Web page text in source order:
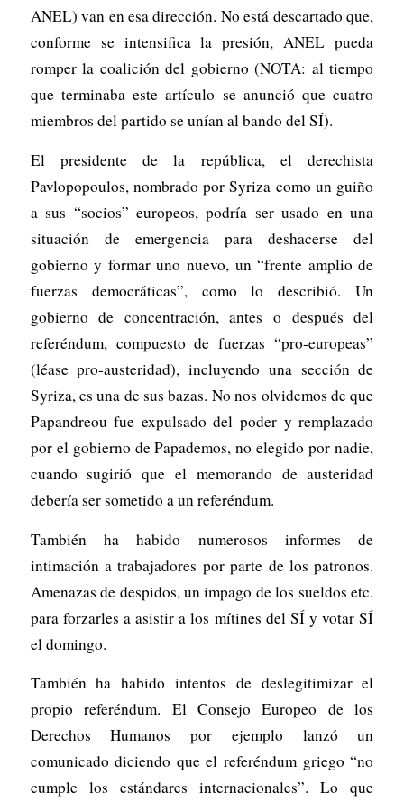
ANEL) van en esa dirección. No está descartado que,
conforme se intensifica la presión, ANEL pueda
romper la coalición del gobierno (NOTA: al tiempo
que terminaba este artículo se anunció que cuatro
miembros del partido se unían al bando del SÍ).
El presidente de la república, el derechista
Pavlopopoulos, nombrado por Syriza como un guiño
a sus “socios” europeos, podría ser usado en una
situación de emergencia para deshacerse del
gobierno y formar uno nuevo, un “frente amplio de
fuerzas democráticas”, como lo describió. Un
gobierno de concentración, antes o después del
referéndum, compuesto de fuerzas “pro-europeas”
(léase pro-austeridad), incluyendo una sección de
Syriza, es una de sus bazas. No nos olvidemos de que
Papandreou fue expulsado del poder y remplazado
por el gobierno de Papademos, no elegido por nadie,
cuando sugirió que el memorando de austeridad
debería ser sometido a un referéndum.
También ha habido numerosos informes de
intimación a trabajadores por parte de los patronos.
Amenazas de despidos, un impago de los sueldos etc.
para forzarles a asistir a los mítines del SÍ y votar SÍ
el domingo.
También ha habido intentos de deslegitimizar el
propio referéndum. El Consejo Europeo de los
Derechos Humanos por ejemplo lanzó un
comunicado diciendo que el referéndum griego “no
cumple los estándares internacionales”. Lo que